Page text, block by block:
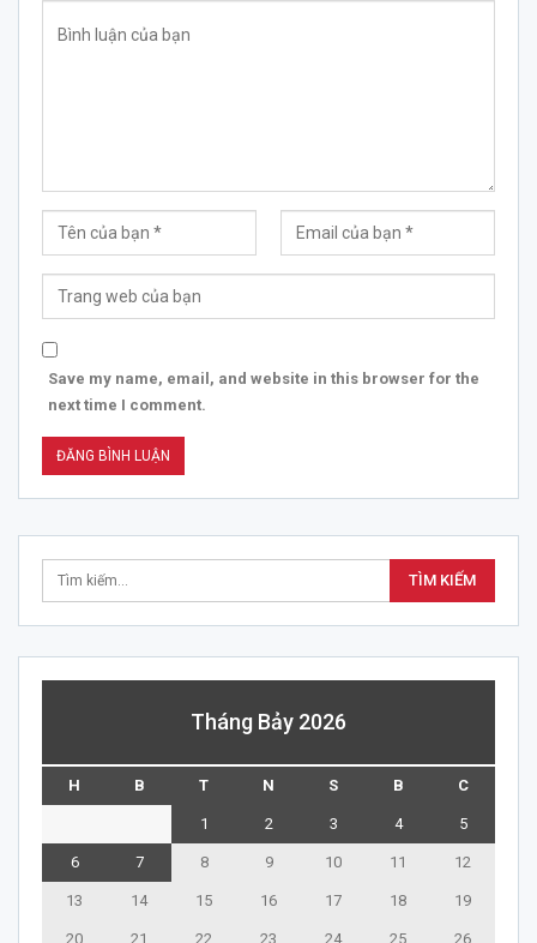
Save my name, email, and website in this browser for the
next time I comment.
Tháng Bảy 2026
H B T N S B C
1 2 3 4 5
6 7 8 9 10 11 12
13 14 15 16 17 18 19
20 21 22 23 24 25 26